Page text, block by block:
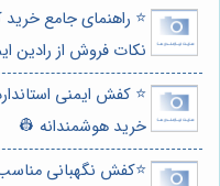
⭐️ راهنمای جامع
نکات فروش از رادین
⭐️ کفش ایمنی
خرید هوشمندانه 👷